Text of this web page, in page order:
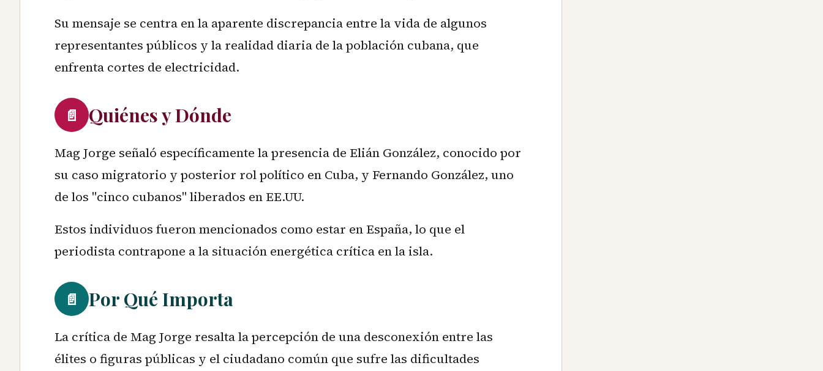
Su mensaje se centra en la aparente discrepancia entre la vida de algunos
representantes públicos y la realidad diaria de la población cubana, que
enfrenta cortes de electricidad.
📄 Quiénes y Dónde
Mag Jorge señaló específicamente la presencia de Elián González, conocido por
su caso migratorio y posterior rol político en Cuba, y Fernando González, uno
de los "cinco cubanos" liberados en EE.UU.
Estos individuos fueron mencionados como estar en España, lo que el
periodista contrapone a la situación energética crítica en la isla.
📄 Por Qué Importa
La crítica de Mag Jorge resalta la percepción de una desconexión entre las
élites o figuras públicas y el ciudadano común que sufre las dificultades